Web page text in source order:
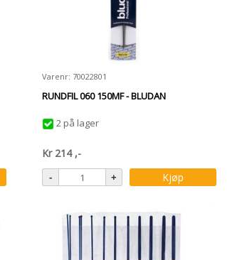
Varenr: 70022801
RUNDFIL 060 150MF - BLUDAN
2 på lager
Kr 214 ,-
Kjøp